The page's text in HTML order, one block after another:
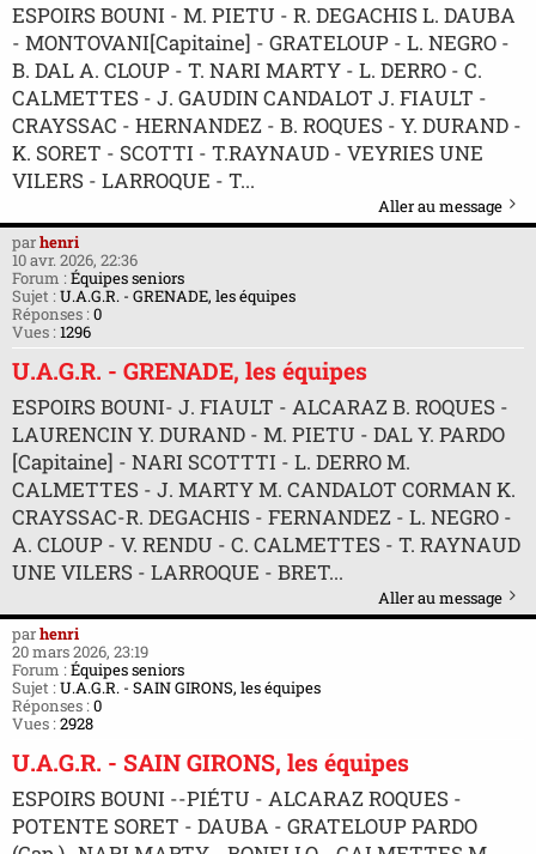
ESPOIRS BOUNI - M. PIETU - R. DEGACHIS L. DAUBA
- MONTOVANI[Capitaine] - GRATELOUP - L. NEGRO -
B. DAL A. CLOUP - T. NARI MARTY - L. DERRO - C.
CALMETTES - J. GAUDIN CANDALOT J. FIAULT -
CRAYSSAC - HERNANDEZ - B. ROQUES - Y. DURAND -
K. SORET - SCOTTI - T.RAYNAUD - VEYRIES UNE
VILERS - LARROQUE - T...
Aller au message
parhenri
10 avr. 2026, 22:36
Forum : Équipes seniors
Sujet : U.A.G.R. - GRENADE, les équipes
Réponses : 0
Vues : 1296
U.A.G.R. - GRENADE, les équipes
ESPOIRS BOUNI- J. FIAULT - ALCARAZ B. ROQUES -
LAURENCIN Y. DURAND - M. PIETU - DAL Y. PARDO
[Capitaine] - NARI SCOTTTI - L. DERRO M.
CALMETTES - J. MARTY M. CANDALOT CORMAN K.
CRAYSSAC-R. DEGACHIS - FERNANDEZ - L. NEGRO -
A. CLOUP - V. RENDU - C. CALMETTES - T. RAYNAUD
UNE VILERS - LARROQUE - BRET...
Aller au message
parhenri
20 mars 2026, 23:19
Forum :Équipes seniors
Sujet :U.A.G.R. - SAIN GIRONS, les équipes
Réponses :0
Vues :2928
U.A.G.R. - SAIN GIRONS, les équipes
ESPOIRS BOUNI --PIÉTU - ALCARAZ ROQUES -
POTENTE SORET - DAUBA - GRATELOUP PARDO